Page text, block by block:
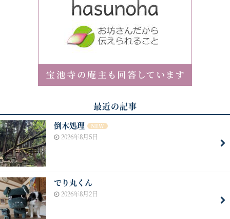
最近の記事
倒木処理 NEW
2026年8月5日
でり丸くん
2026年8月2日